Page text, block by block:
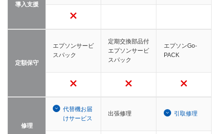
導入支援
定額保守
エプソンサービ
スパック
定期交換部品付
エプソンサービ
スパック
エプソンGo-
PACK
修理
代替機お届
けサービス
出張修理 引取修理